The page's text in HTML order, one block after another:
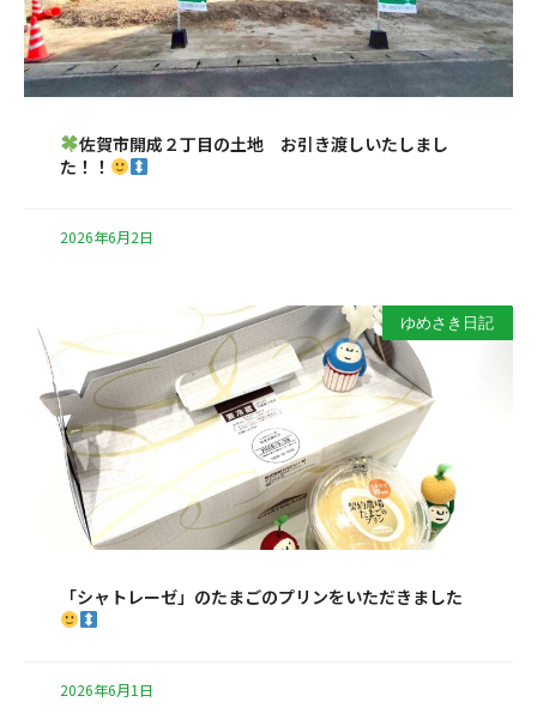
佐賀市開成２丁目の土地 お引き渡しいたしまし
た！！
2026年6月2日
ゆめさき日記
「シャトレーゼ」のたまごのプリンをいただきました
2026年6月1日